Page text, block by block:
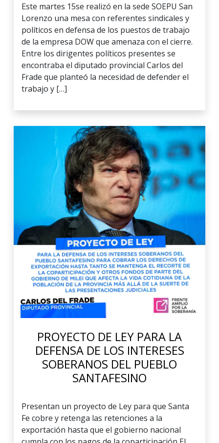
Este martes 15se realizó en la sede SOEPU San
Lorenzo una mesa con referentes sindicales y
políticos en defensa de los puestos de trabajo
de la empresa DOW que amenaza con el cierre.
Entre los dirigentes políticos presentes se
encontraba el diputado provincial Carlos del
Frade que planteó la necesidad de defender el
trabajo y […]
PROYECTO DE LEY PARA LA
DEFENSA DE LOS INTERESES
SOBERANOS DEL PUEBLO
SANTAFESINO
Presentan un proyecto de Ley para que Santa
Fe cobre y retenga las retenciones a la
exportación hasta que el gobierno nacional